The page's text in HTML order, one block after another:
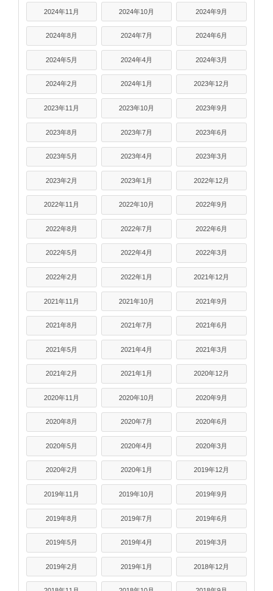
2024年11月 2024年10月 2024年9月
2024年8月 2024年7月 2024年6月
2024年5月 2024年4月 2024年3月
2024年2月 2024年1月 2023年12月
2023年11月 2023年10月 2023年9月
2023年8月 2023年7月 2023年6月
2023年5月 2023年4月 2023年3月
2023年2月 2023年1月 2022年12月
2022年11月 2022年10月 2022年9月
2022年8月 2022年7月 2022年6月
2022年5月 2022年4月 2022年3月
2022年2月 2022年1月 2021年12月
2021年11月 2021年10月 2021年9月
2021年8月 2021年7月 2021年6月
2021年5月 2021年4月 2021年3月
2021年2月 2021年1月 2020年12月
2020年11月 2020年10月 2020年9月
2020年8月 2020年7月 2020年6月
2020年5月 2020年4月 2020年3月
2020年2月 2020年1月 2019年12月
2019年11月 2019年10月 2019年9月
2019年8月 2019年7月 2019年6月
2019年5月 2019年4月 2019年3月
2019年2月 2019年1月 2018年12月